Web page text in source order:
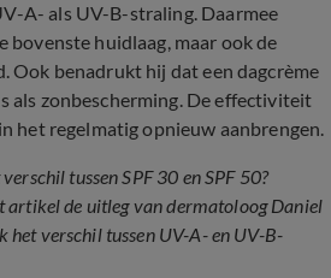
A- als UV-B-straling. Daarmee
bovenste huidlaag, maar ook de
Ook benadrukt hij dat een dagcrème
als zonbescherming. De effectiviteit
het regelmatig opnieuw aanbrengen.
tussen SPF 30 en SPF 50?
artikel de uitleg van dermatoloog Daniel
het verschil tussen UV-A- en UV-B-